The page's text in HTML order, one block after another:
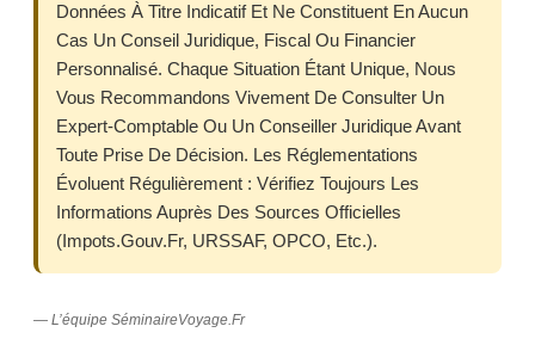
Données À Titre Indicatif Et Ne Constituent En Aucun
Cas Un Conseil Juridique, Fiscal Ou Financier
Personnalisé. Chaque Situation Étant Unique, Nous
Vous Recommandons Vivement De Consulter Un
Expert-Comptable Ou Un Conseiller Juridique Avant
Toute Prise De Décision. Les Réglementations
Évoluent Régulièrement : Vérifiez Toujours Les
Informations Auprès Des Sources Officielles
(impots.gouv.fr, URSSAF, OPCO, Etc.).
— L’équipe SéminaireVoyage.fr